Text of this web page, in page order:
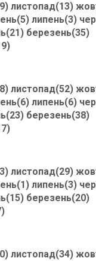
листопад(13)
липень(3)
березень(35)
листопад(52)
липень(6)
березень(38)
листопад(29)
липень(3)
березень(20)
листопад(34)